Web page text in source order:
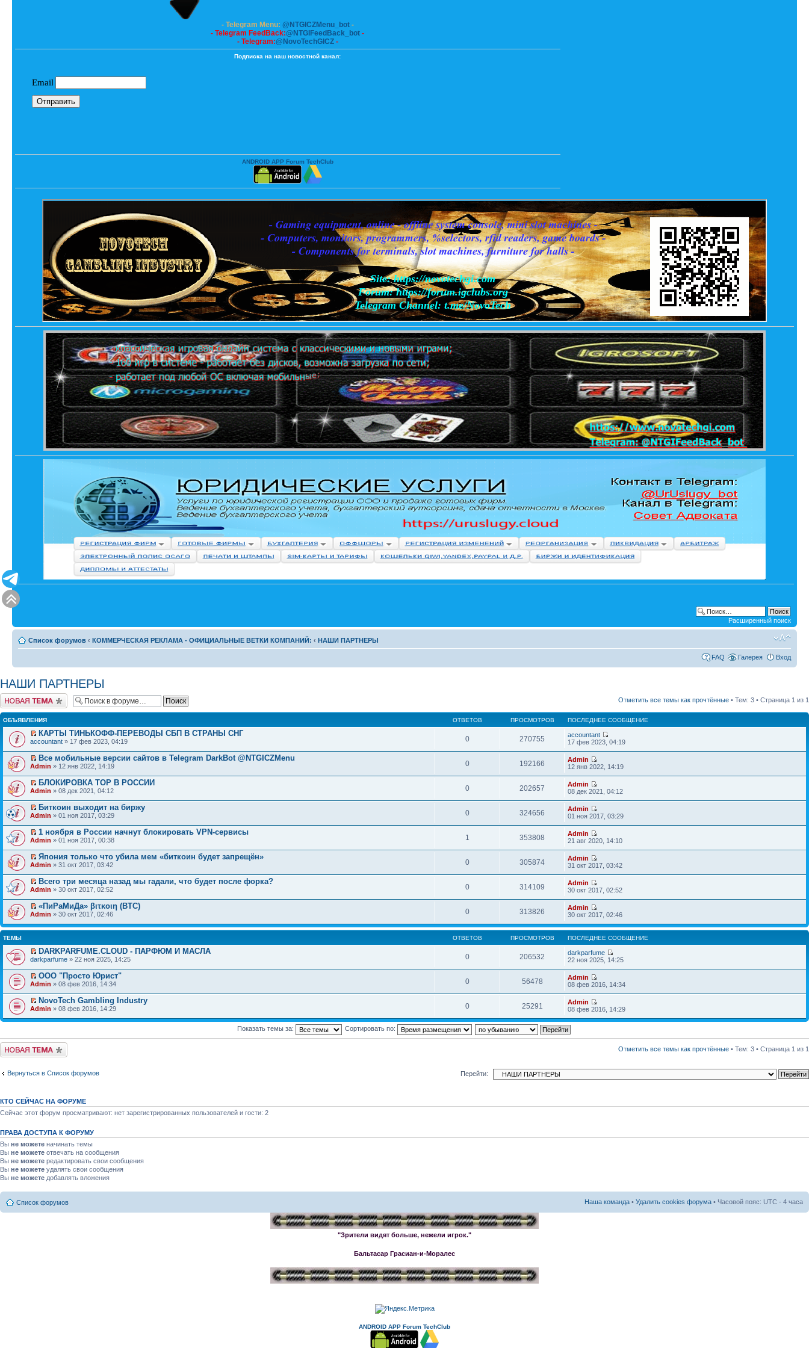
- Telegram Menu: @NTGICZMenu_bot-
- Telegram FeedBack:@NTGIFeedBack_bot -
- Telegram:@NovoTechGICZ-
Подписка на наш новостной канал:
ANDROID APP Forum TechClub
Расширенный поиск
Список форумов ‹ КОММЕРЧЕСКАЯ РЕКЛАМА - ОФИЦИАЛЬНЫЕ ВЕТКИ КОМПАНИЙ: ‹ НАШИ ПАРТНЕРЫ
FAQ Галерея Вход
НАШИ ПАРТНЕРЫ
Начать новую тему Отметить все темы как прочтённые • Тем: 3 • Страница 1 из 1
ОБЪЯВЛЕНИЯ ОТВЕТОВ ПРОСМОТРОВ ПОСЛЕДНЕЕ СООБЩЕНИЕ
КАРТЫ ТИНЬКОФФ-ПЕРЕВОДЫ СБП В СТРАНЫ СНГ
accountant » 17 фев 2023, 04:19 0 270755
accountant
17 фев 2023, 04:19
Все мобильные версии сайтов в Telegram DarkBot @NTGICZMenu
Admin » 12 янв 2022, 14:19 0 192166
Admin
12 янв 2022, 14:19
БЛОКИРОВКА ТОР В РОССИИ
Admin » 08 дек 2021, 04:12 0 202657
Admin
08 дек 2021, 04:12
Биткоин выходит на биржу
Admin » 01 ноя 2017, 03:29 0 324656
Admin
01 ноя 2017, 03:29
1 ноября в России начнут блокировать VPN-сервисы
Admin » 01 ноя 2017, 00:38 1 353808
Admin
21 авг 2020, 14:10
Япония только что убила мем «биткоин будет запрещён»
Admin » 31 окт 2017, 03:42 0 305874
Admin
31 окт 2017, 03:42
Всего три месяца назад мы гадали, что будет после форка?
Admin » 30 окт 2017, 02:52 0 314109
Admin
30 окт 2017, 02:52
«ПиРаМиДа» βιτκοιη (BTC)
Admin » 30 окт 2017, 02:46 0 313826
Admin
30 окт 2017, 02:46
ТЕМЫ ОТВЕТОВ ПРОСМОТРОВ ПОСЛЕДНЕЕ СООБЩЕНИЕ
DARKPARFUME.CLOUD - ПАРФЮМ И МАСЛА
darkparfume » 22 ноя 2025, 14:25 0 206532
darkparfume
22 ноя 2025, 14:25
ООО "Просто Юрист"
Admin » 08 фев 2016, 14:34 0 56478
Admin
08 фев 2016, 14:34
NovoTech Gambling Industry
Admin » 08 фев 2016, 14:29 0 25291
Admin
08 фев 2016, 14:29
Показать темы за: Сортировать по:
Начать новую тему Отметить все темы как прочтённые • Тем: 3 • Страница 1 из 1
Вернуться в Список форумов Перейти:
КТО СЕЙЧАС НА ФОРУМЕ
Сейчас этот форум просматривают: нет зарегистрированных пользователей и гости: 2
ПРАВА ДОСТУПА К ФОРУМУ
Вы не можете начинать темы
Вы не можете отвечать на сообщения
Вы не можете редактировать свои сообщения
Вы не можете удалять свои сообщения
Вы не можете добавлять вложения
Список форумов Наша команда • Удалить cookies форума • Часовой пояс: UTC - 4 часа
"Зрители видят больше, нежели игрок."
Бальтасар Грасиан-и-Моралес
ANDROID APP Forum TechClub